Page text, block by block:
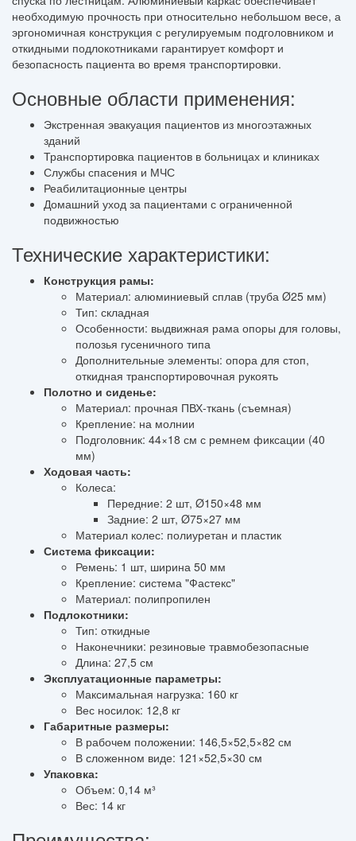
необходимую прочность при относительно небольшом весе, а
эргономичная конструкция с регулируемым подголовником и
откидными подлокотниками гарантирует комфорт и
безопасность пациента во время транспортировки.
Основные области применения:
Экстренная эвакуация пациентов из многоэтажных
зданий
Транспортировка пациентов в больницах и клиниках
Службы спасения и МЧС
Реабилитационные центры
Домашний уход за пациентами с ограниченной
подвижностью
Технические характеристики:
Конструкция рамы:
Материал: алюминиевый сплав (труба Ø25 мм)
Тип: складная
Особенности: выдвижная рама опоры для головы,
полозья гусеничного типа
Дополнительные элементы: опора для стоп,
откидная транспортировочная рукоять
Полотно и сиденье:
Материал: прочная ПВХ-ткань (съемная)
Крепление: на молнии
Подголовник: 44×18 см с ремнем фиксации (40
мм)
Ходовая часть:
Колеса:
Передние: 2 шт, Ø150×48 мм
Задние: 2 шт, Ø75×27 мм
Материал колес: полиуретан и пластик
Система фиксации:
Ремень: 1 шт, ширина 50 мм
Крепление: система "Фастекс"
Материал: полипропилен
Подлокотники:
Тип: откидные
Наконечники: резиновые травмобезопасные
Длина: 27,5 см
Эксплуатационные параметры:
Максимальная нагрузка: 160 кг
Вес носилок: 12,8 кг
Габаритные размеры:
В рабочем положении: 146,5×52,5×82 см
В сложенном виде: 121×52,5×30 см
Упаковка:
Объем: 0,14 м³
Вес: 14 кг